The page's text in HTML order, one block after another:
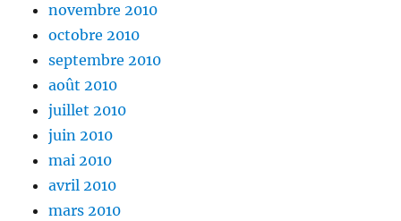
novembre 2010
octobre 2010
septembre 2010
août 2010
juillet 2010
juin 2010
mai 2010
avril 2010
mars 2010